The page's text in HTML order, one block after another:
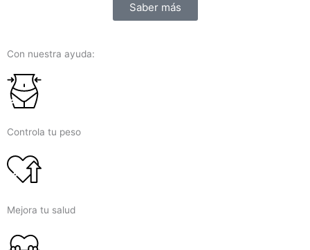
Saber más
Con nuestra ayuda:
Controla tu peso
Mejora tu salud